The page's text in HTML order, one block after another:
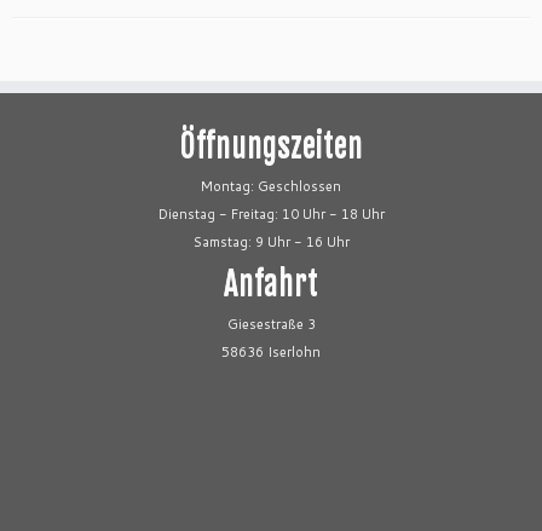
Öffnungszeiten
Montag: Geschlossen
Dienstag - Freitag: 10 Uhr - 18 Uhr
Samstag: 9 Uhr - 16 Uhr
Anfahrt
Giesestraße 3
58636 Iserlohn